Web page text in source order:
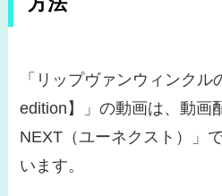
「リップヴァンウィンクル
edition】」の動画は、動画
NEXT（ユーネクスト）」
います。